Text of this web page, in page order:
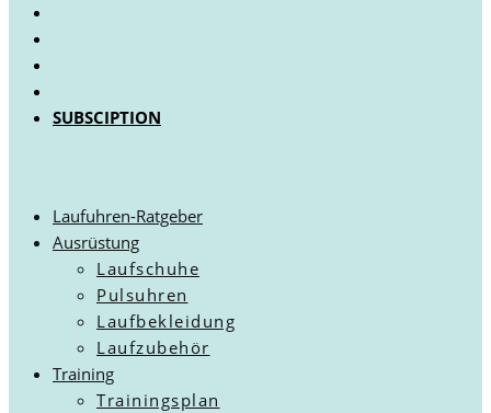
SUBSCIPTION
Laufuhren-Ratgeber
Ausrüstung
Laufschuhe
Pulsuhren
Laufbekleidung
Laufzubehör
Training
Trainingsplan